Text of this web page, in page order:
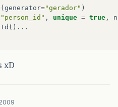
( generator="gerador" )
"person_id" , unique = true ,
()...
xD